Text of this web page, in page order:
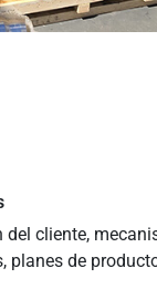
cliente,
de